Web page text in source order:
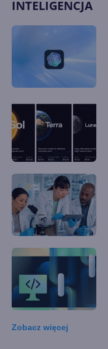
INTELIGENCJA
Zobacz więcej